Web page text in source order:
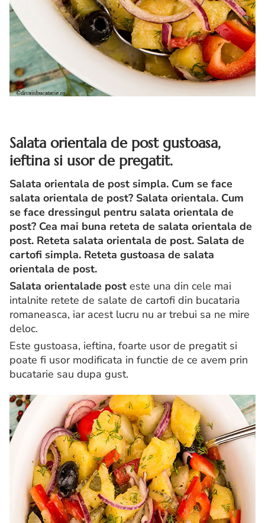
Salata orientala de post gustoasa,
ieftina si usor de pregatit.
Salata orientala de post simpla. Cum se face
salata orientala de post? Salata orientala. Cum
se face dressingul pentru salata orientala de
post? Cea mai buna reteta de salata orientala de
post. Reteta salata orientala de post. Salata de
cartofi simpla. Reteta gustoasa de salata
orientala de post.
Salata orientalade post este una din cele mai
intalnite retete de salate de cartofi din bucataria
romaneasca, iar acest lucru nu ar trebui sa ne mire
deloc.
Este gustoasa, ieftina, foarte usor de pregatit si
poate fi usor modificata in functie de ce avem prin
bucatarie sau dupa gust.